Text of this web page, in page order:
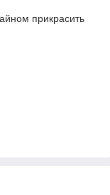
прикрасить